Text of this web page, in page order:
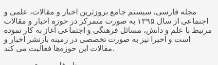
مجله فارسی، سیستم جامع بروزترین اخبار و مقالات، علمی و
اجتماعی از سال ۱۳۹۵ به صورت متمرکز در حوزه اخبار و مقالات
مرتبط با علم و دانش، مسائل فرهنگی و اجتماعی آغاز به کار نموده
است و اخیرا نیز به صورت تخصصی در زمینه بازنشر اخبار و
مقالات این حوزه‌ها فعالیت می کند.